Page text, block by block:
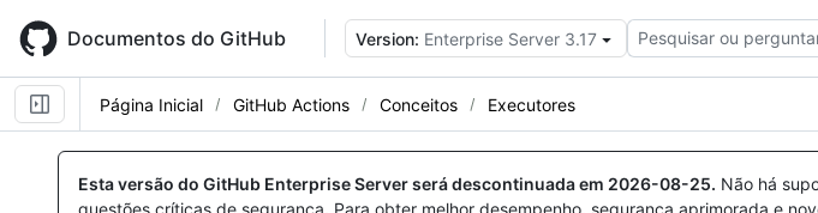
main
content
Documentos do GitHub Version: Enterprise Server 3.17 Pesquisar ou
Página Inicial GitHub Actions Conceitos Executores
Esta versão do GitHub Enterprise Server será descontinuada em 2026-08-25. Não há
questões críticas de segurança. Para obter melhor desempenho, segurança aprimorada e